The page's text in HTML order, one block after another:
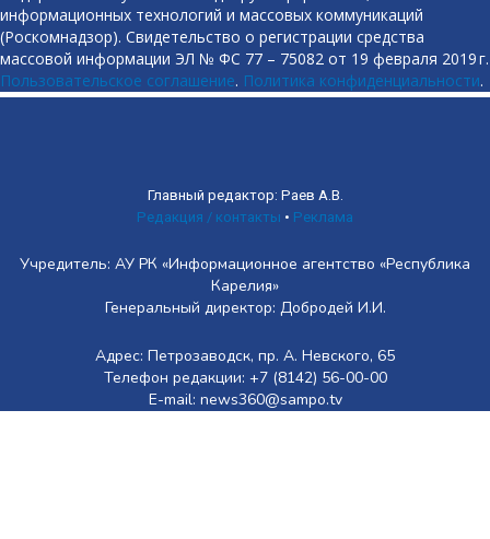
информационных технологий и массовых коммуникаций
(Роскомнадзор). Свидетельство о регистрации средства
массовой информации ЭЛ № ФС 77 – 75082 от 19 февраля 2019 г.
Пользовательское соглашение. Политика конфиденциальности.
Главный редактор: Раев А.В.
Редакция / контакты • Реклама
Учредитель: АУ РК «Информационное агентство «Республика
Карелия»
Генеральный директор: Добродей И.И.
Адрес: Петрозаводск, пр. А. Невского, 65
Телефон редакции: +7 (8142) 56-00-00
E-mail: news360@sampo.tv